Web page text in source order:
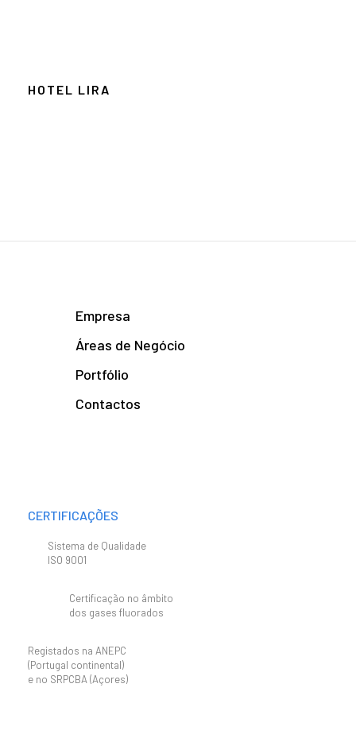
HOTEL LIRA
Empresa
Áreas de Negócio
Portfólio
Contactos
CERTIFICAÇÕES
Sistema de Qualidade
ISO 9001
Certificação no âmbito
dos gases fluorados
Registados na ANEPC
(Portugal continental)
e no SRPCBA (Açores)